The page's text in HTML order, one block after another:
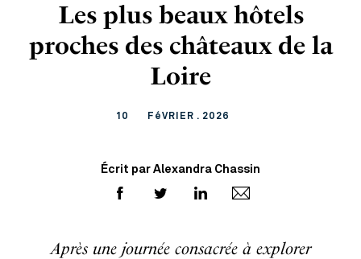
Les plus beaux hôtels
proches des châteaux de la
Loire
10 FéVRIER . 2026
Écrit par Alexandra Chassin
Après une journée consacrée à explorer